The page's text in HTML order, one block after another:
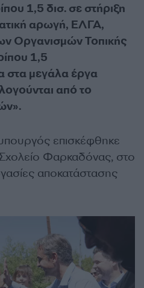
1,5 δισ. σε στήριξη
αρωγή, ΕΛΓΑ,
Οργανισμών Τοπικής
1,5
στα μεγάλα έργα
από το
επισκέφθηκε
Φαρκαδόνας, στο
αποκατάστασης